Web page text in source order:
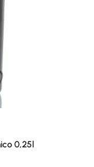
5 Sternen
0,25l